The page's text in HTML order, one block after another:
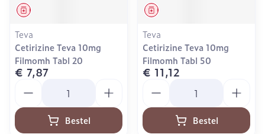
Geneesmiddel
Teva
Cetirizine Teva 10mg
Filmomh Tabl 20
€ 7,87
Bestel
Geneesmiddel
Teva
Cetirizine Teva 10mg
Filmomh Tabl 50
€ 11,12
Bestel